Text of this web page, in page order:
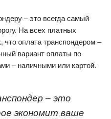
– это всегда самый
На всех платных
что оплата транспондером –
вариант оплаты по
– наличными или картой.
– это
экономит ваше